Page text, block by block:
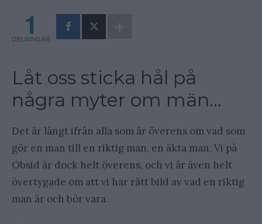
1
DELNINGAR
Låt oss sticka hål på
några myter om män…
Det är långt ifrån alla som är överens om vad som
gör en man till en riktig man, en äkta man. Vi på
Obsid är dock helt överens, och vi är även helt
övertygade om att vi har rätt bild av vad en riktig
man är och bör vara.